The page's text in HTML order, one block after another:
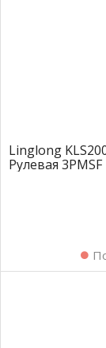
Linglong
Рулевая 3PMSF